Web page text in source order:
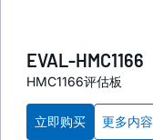
EVAL-HMC1166
HMC1166评估板
立即购买 更多内容